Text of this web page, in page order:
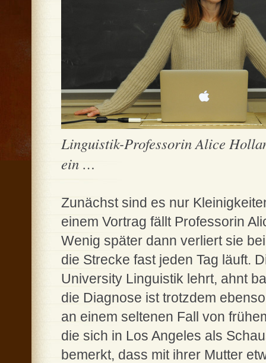
Linguistik-Professorin Alice
ein …
Zunächst sind es nur
einem Vortrag fällt Professorin
Wenig später dann verliert sie
die Strecke fast jeden Tag läuft.
University Linguistik lehrt, ahnt
die Diagnose ist trotzdem
an einem seltenen Fall von
die sich in Los Angeles als
bemerkt, dass mit ihrer Mutter